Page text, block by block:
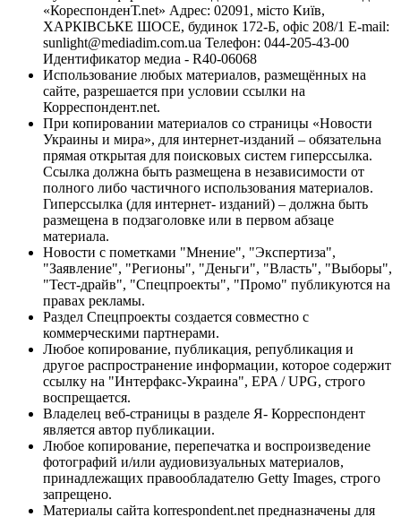
«КореспонденТ.net» Адрес: 02091, місто Київ,
ХАРКІВСЬКЕ ШОСЕ, будинок 172-Б, офіс 208/1 E-mail:
sunlight@mediadim.com.ua Телефон: 044-205-43-00
Идентификатор медиа - R40-06068
Использование любых материалов, размещённых на
сайте, разрешается при условии ссылки на
Корреспондент.net.
При копировании материалов со страницы «Новости
Украины и мира», для интернет-изданий – обязательна
прямая открытая для поисковых систем гиперссылка.
Ссылка должна быть размещена в независимости от
полного либо частичного использования материалов.
Гиперссылка (для интернет- изданий) – должна быть
размещена в подзаголовке или в первом абзаце
материала.
Новости с пометками "Мнение", "Экспертиза",
"Заявление", "Регионы", "Деньги", "Власть", "Выборы",
"Тест-драйв", "Спецпроекты", "Промо" публикуются на
правах рекламы.
Раздел Спецпроекты создается совместно с
коммерческими партнерами.
Любое копирование, публикация, републикация и
другое распространение информации, которое содержит
ссылку на "Интерфакс-Украина", EPA / UPG, строго
воспрещается.
Владелец веб-страницы в разделе Я- Корреспондент
является автор публикации.
Любое копирование, перепечатка и воспроизведение
фотографий и/или аудиовизуальных материалов,
принадлежащих правообладателю Getty Images, строго
запрещено.
Материалы сайта korrespondent.net предназначены для